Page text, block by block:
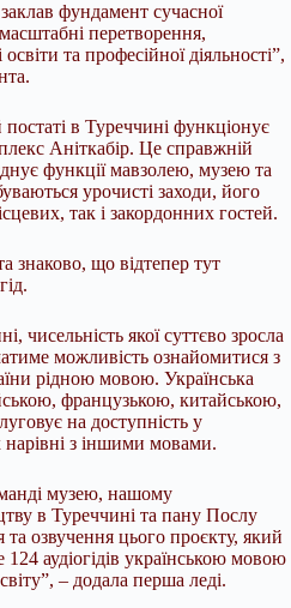
фундамент сучасної
масштабні перетворення,
та професійної діяльності”,
в Туреччині функціонує
Аніткабір. Це справжній
функції мавзолею, музею та
урочисті заходи, його
так і закордонних гостей.
знаково, що відтепер тут
чисельність якої суттєво зросла
можливість ознайомитися з
рідною мовою. Українська
французькою, китайською,
на доступність у
нарівні з іншими мовами.
музею, нашому
в Туреччині та пану Послу
озвучення цього проєкту, який
аудіогідів українською мовою
– додала перша леді.